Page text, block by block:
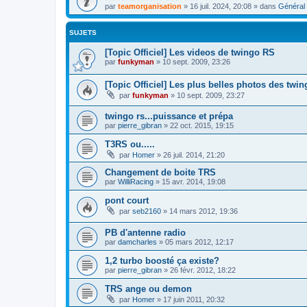
par teamorganisation » 16 juil. 2024, 20:08 » dans Général
SUJETS
[Topic Officiel] Les videos de twingo RS
par funkyman » 10 sept. 2009, 23:26
[Topic Officiel] Les plus belles photos des
par funkyman » 10 sept. 2009, 23:27
twingo rs...puissance et prépa
par pierre_gibran » 22 oct. 2015, 19:15
T3RS ou.....
par Homer » 26 juil. 2014, 21:20
Changement de boite TRS
par WilliRacing » 15 avr. 2014, 19:08
pont court
par seb2160 » 14 mars 2012, 19:36
PB d'antenne radio
par damcharles » 05 mars 2012, 12:17
1,2 turbo boosté ça existe?
par pierre_gibran » 26 févr. 2012, 18:22
TRS ange ou demon
par Homer » 17 juin 2011, 20:32